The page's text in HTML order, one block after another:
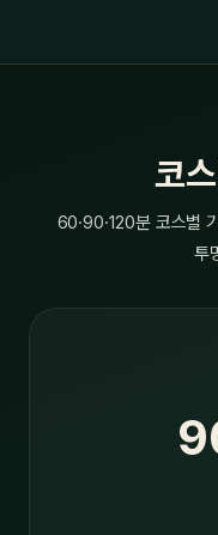
코
60·90·120분 코스별
투